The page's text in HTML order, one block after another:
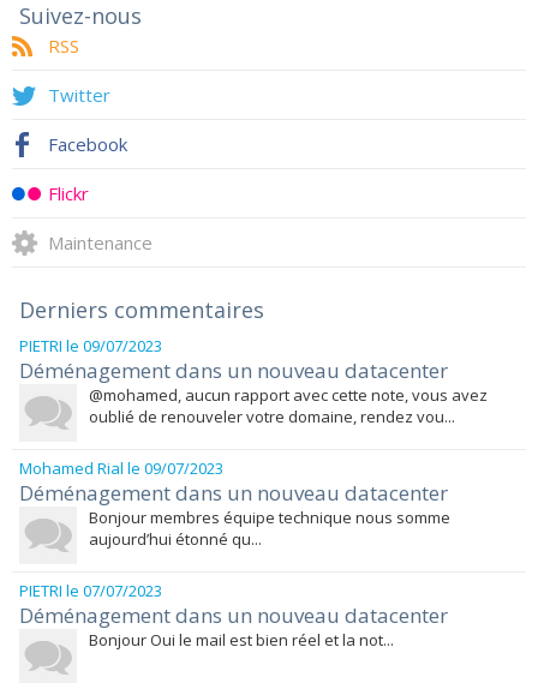
Suivez-nous
RSS
Twitter
Facebook
Flickr
Maintenance
Derniers commentaires
PIETRI le 09/07/2023
Déménagement dans un nouveau datacenter
@mohamed, aucun rapport avec cette note, vous avez
oublié de renouveler votre domaine, rendez vou...
Mohamed Rial le 09/07/2023
Déménagement dans un nouveau datacenter
Bonjour membres équipe technique nous somme
aujourd’hui étonné qu...
PIETRI le 07/07/2023
Déménagement dans un nouveau datacenter
Bonjour Oui le mail est bien réel et la not...